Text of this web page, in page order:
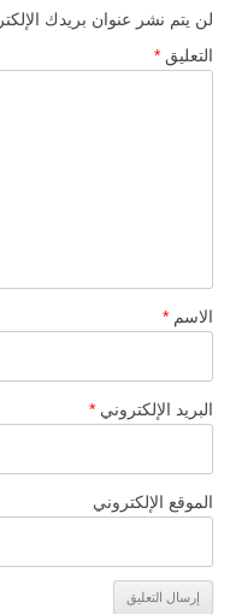
لن يتم نشر عنوان بريدك
التعليق *
الاسم *
البريد الإلكتروني *
الموقع الإلكتروني